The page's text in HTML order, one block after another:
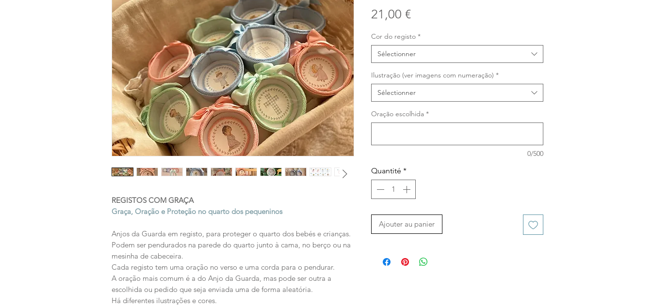
REGISTOS COM GRAÇA
Graça, Oração e Proteção no quarto dos pequeninos
Anjos da Guarda em registo, para proteger o quarto dos bebés e crianças.
Podem ser pendurados na parede do quarto junto à cama, no berço ou na
mesinha de cabeceira.
Cada registo tem uma oração no verso e uma corda para o pendurar.
A oração mais comum é a do Anjo da Guarda, mas pode ser outra a
escolhida ou pedido que seja enviada uma de forma aleatória.
Há diferentes ilustrações e cores.
21,00 €Prix
Cor do registo *
Sélectionner
Ilustração (ver imagens com numeração) *
Sélectionner
Oração escolhida *
0/500
Quantité *
Ajouter au panier